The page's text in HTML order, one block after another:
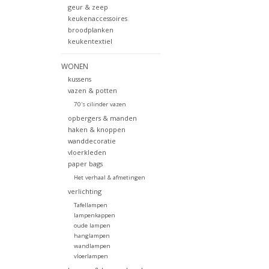
geur & zeep
keukenaccessoires
broodplanken
keukentextiel
WONEN
kussens
vazen & potten
70's cilinder vazen
opbergers & manden
haken & knoppen
wanddecoratie
vloerkleden
paper bags
Het verhaal & afmetingen
verlichting
Tafellampen
lampenkappen
oude lampen
hanglampen
wandlampen
vloerlampen